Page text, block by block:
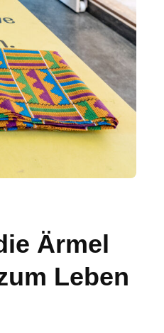
Ärmel
Leben